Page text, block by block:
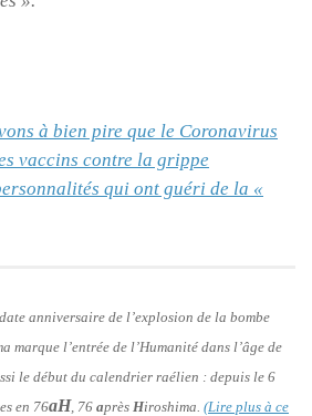
à bien pire que le Coronavirus
vaccins contre la grippe
qui ont guéri de la «
anniversaire de l’explosion de la bombe
marque l’entrée de l’Humanité dans l’âge de
le début du calendrier raélien : depuis le 6
en 76aH, 76 après Hiroshima. (Lire plus à ce